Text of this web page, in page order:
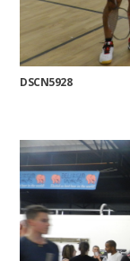
DSCN5928